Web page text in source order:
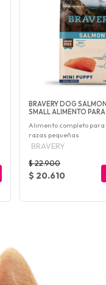
BRAVERY DOG
SMALL ALIMENTO
Alimento completo
razas pequeñas
BRAVERY
$ 22.900
$ 20.610